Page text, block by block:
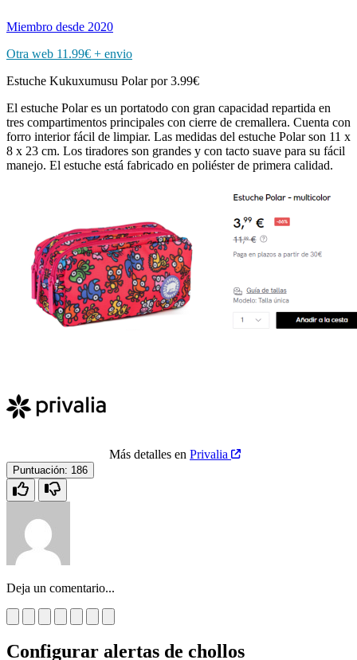
Miembro desde 2020
Otra web 11.99€ + envio
Estuche Kukuxumusu Polar por 3.99€
El estuche Polar es un portatodo con gran capacidad repartida en
tres compartimentos principales con cierre de cremallera. Cuenta con
forro interior fácil de limpiar. Las medidas del estuche Polar son 11 x
8 x 23 cm. Los tiradores son grandes y con tacto suave para su fácil
manejo. El estuche está fabricado en poliéster de primera calidad.
Más detalles en Privalia
Puntuación: 186
Deja un comentario...
Configurar alertas de chollos